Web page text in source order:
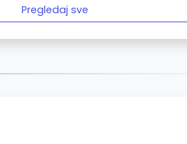
Pregledaj sve